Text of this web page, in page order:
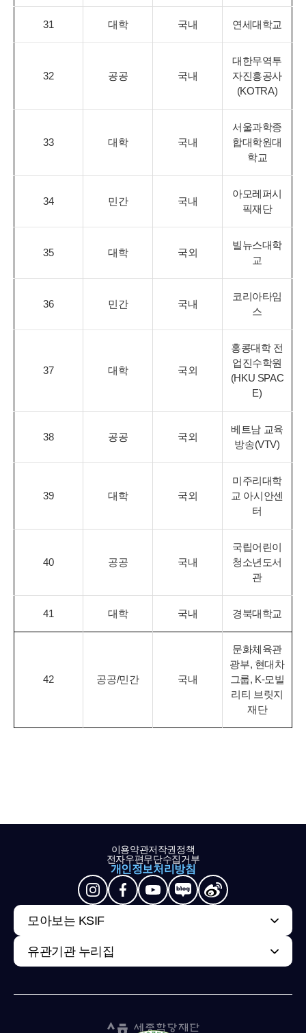
31 대학 국내 연세대학교
32 공공 국내
대한무역투
자진흥공사
(KOTRA)
33 대학 국내
서울과학종
합대학원대
학교
34 민간 국내
아모레퍼시
픽재단
35 대학 국외
빌뉴스대학
교
36 민간 국내
코리아타임
스
37 대학 국외
홍콩대학 전
업진수학원
(HKU SPAC
E)
38 공공 국외
베트남 교육
방송(VTV)
39 대학 국외
미주리대학
교 아시안센
터
40 공공 국내
국립어린이
청소년도서
관
41 대학 국내 경북대학교
42 공공/민간 국내
문화체육관
광부, 현대차
그룹, K-모빌
리티 브릿지
재단
이용약관저작권정책
전자우편무단수집거부
개인정보처리방침
모아보는 KSIF
유관기관 누리집